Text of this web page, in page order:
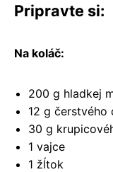
Pripravte si:
Na koláč:
200 g hladkej
12 g čerstvého
30 g
1 vajce
1 žĺtok